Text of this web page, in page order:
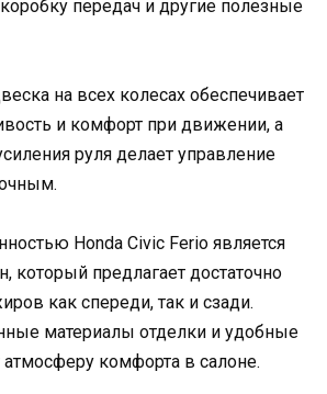
передач и другие полезные
на всех колесах обеспечивает
и комфорт при движении, а
руля делает управление
Honda Civic Ferio является
который предлагает достаточно
как спереди, так и сзади.
материалы отделки и удобные
комфорта в салоне.